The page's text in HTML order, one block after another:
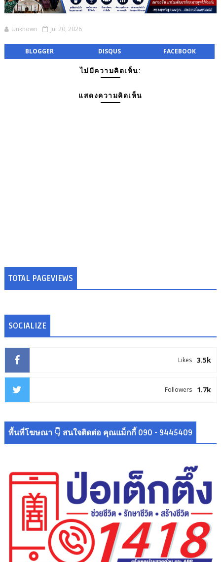
Unknown Jul 20, 2026
BLOGGER DISQUS FACEBOOK
ไม่มีความคิดเห็น:
แสดงความคิดเห็น
TOTAL PAGEVIEWS
SOCIALIZE
3.5k
Likes
1.7k
Followers
พื้นที่โฆษณา 👇 สนใจติดต่อ คุณแม็กกี้ 090 - 9445409